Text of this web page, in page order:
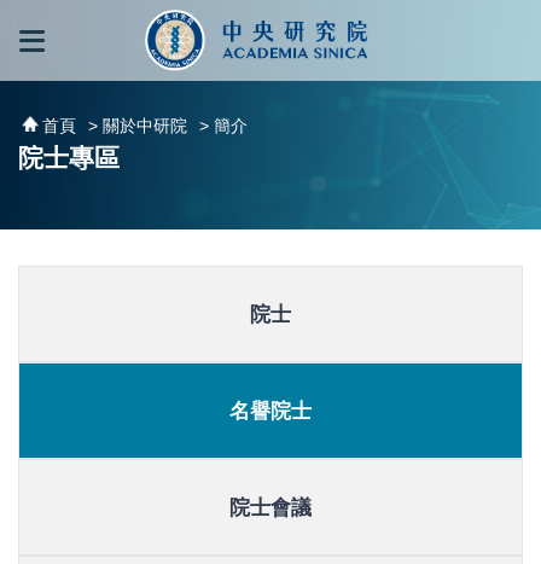
跳到主要內容區塊
首頁 > 關於中研院 > 簡介
院士專區
院士
名譽院士
院士會議